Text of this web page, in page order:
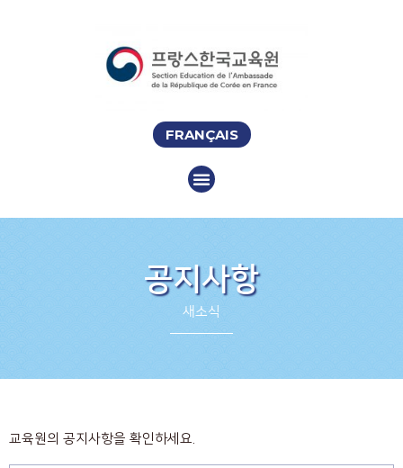
FRANÇAIS
공지사항
새소식
교육원의 공지사항을 확인하세요.